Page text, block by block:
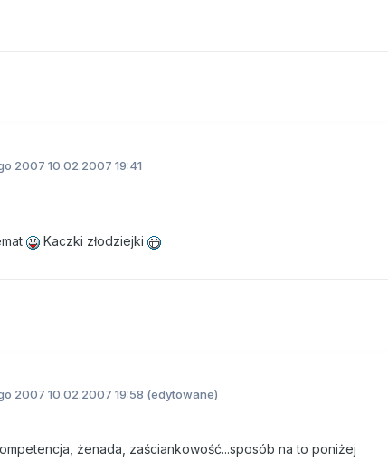
2007 10.02.2007 19:41
Kaczki złodziejki
2007 10.02.2007 19:58 (edytowane)
żenada, zaściankowość...sposób na to poniżej